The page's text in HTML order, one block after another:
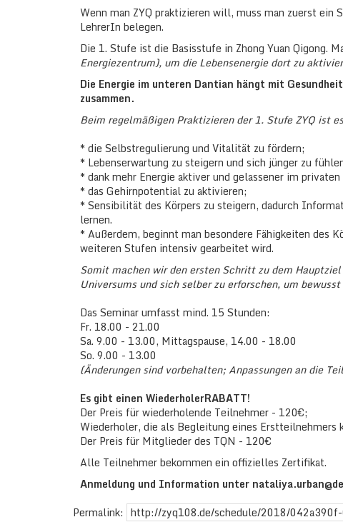
Wenn man ZYQ praktizieren will, muss man zuerst
LehrerIn belegen.
Die 1. Stufe ist die Basisstufe in Zhong Yuan Qigong.
Energiezentrum), um die Lebensenergie dort zu
Die Energie im unteren Dantian hängt mit
zusammen.
Beim regelmäßigen Praktizieren der 1. Stufe ZYQ ist
* die Selbstregulierung und Vitalität zu fördern;
* Lebenserwartung zu steigern und sich jünger zu
* dank mehr Energie aktiver und gelassener im
* das Gehirnpotential zu aktivieren;
* Sensibilität des Körpers zu steigern, dadurch
lernen.
* Außerdem, beginnt man besondere Fähigkeiten des
weiteren Stufen intensiv gearbeitet wird.
Somit machen wir den ersten Schritt zu dem
Universums und sich selber zu erforschen, um
Das Seminar umfasst mind. 15 Stunden:
Fr. 18.00 - 21.00
Sa. 9.00 - 13.00, Mittagspause, 14.00 - 18.00
So. 9.00 - 13.00
(Änderungen sind vorbehalten; Anpassungen an die
Es gibt einen WiederholerRABATT!
Der Preis für wiederholende Teilnehmer - 120€;
Wiederholer, die als Begleitung eines Erstteilnehmers
Der Preis für Mitglieder des TQN - 120€
Alle Teilnehmer bekommen ein offizielles Zertifikat.
Anmeldung und Information unter
Permalink: http://zyq108.de/schedule/2018/